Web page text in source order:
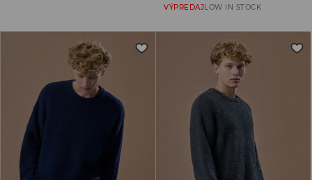
VÝPREDAJLOW IN STOCK